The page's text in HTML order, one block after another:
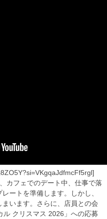
カフェでのデート中、仕事で落
ートを準備します。しかし、
います。さらに、店員との会
ル クリスマス 2026」への応募